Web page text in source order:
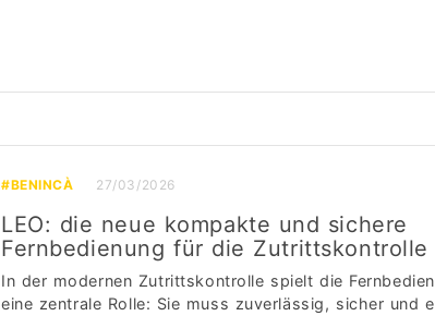
#BENINCÀ 27/03/2026
LEO: die neue kompakte und sichere
Fernbedienung für die Zutrittskontrolle
In der modernen Zutrittskontrolle spielt die
eine zentrale Rolle: Sie muss zuverlässig, sicher und